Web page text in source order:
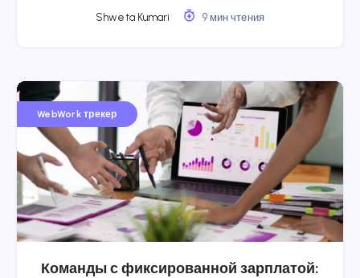
Shweta Kumari 9 мин чтения
WebWork трекер
Команды с фиксированной зарплатой: